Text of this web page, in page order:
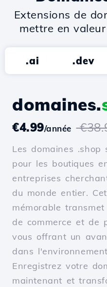
Extensions de
mettre en
.ai .dev
domaines.
€4.99/année
Les domaines
pour les boutiques
entreprises
du monde entier.
mémorable
de commerce et de
vous offrant un
dans
Enregistrez votre
maintenant et